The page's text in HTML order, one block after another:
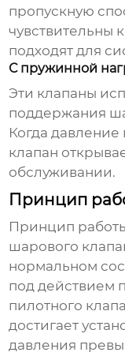
пропускную
чувствительны
подходят для
С пружинной
Эти клапаны
поддержания
Когда
клапан
обслуживании.
Принцип
Принцип
шарового
нормальном
под действием
пилотного
достигает
давления